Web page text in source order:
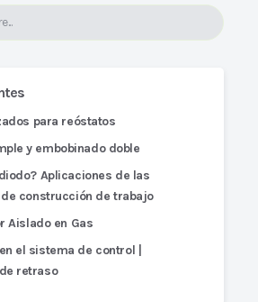
para reóstatos
y embobinado doble
Aplicaciones de las
construcción de trabajo
Aislado en Gas
el sistema de control |
retraso